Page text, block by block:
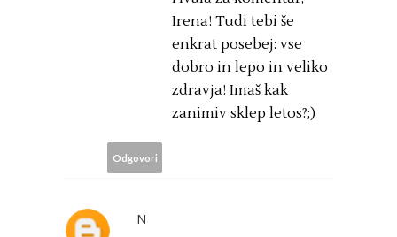
Irena! Tudi tebi še
enkrat posebej: vse
dobro in lepo in veliko
zdravja! Imaš kak
zanimiv sklep letos?;)
Odgovori
N